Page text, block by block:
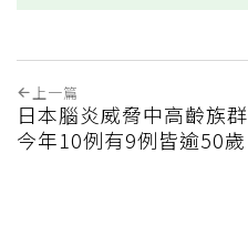
上一篇
日本腦炎威脅中高齡族群
今年10例有9例皆逾50歲